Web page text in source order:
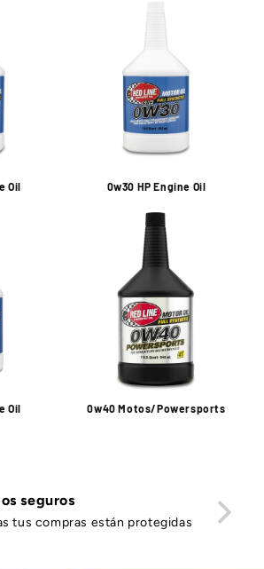
Oil 0w30 HP Engine Oil
Oil 0w40 Motos/Powersports
seguros
tus compras están protegidas